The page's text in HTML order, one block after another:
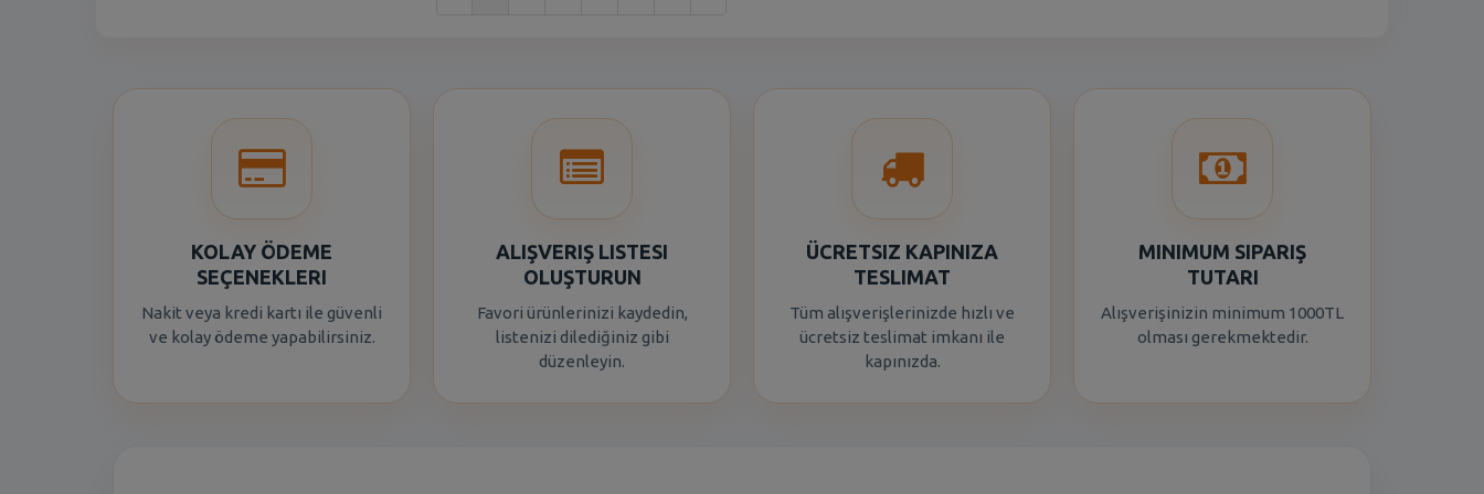
KOLAY ÖDEME
SEÇENEKLERI
Nakit veya kredi kartı ile güvenli
ve kolay ödeme yapabilirsiniz.
ALIŞVERIŞ LISTESI
OLUŞTURUN
Favori ürünlerinizi kaydedin,
listenizi dilediğiniz gibi
düzenleyin.
ÜCRETSIZ KAPINIZA
TESLIMAT
Tüm alışverişlerinizde hızlı ve
ücretsiz teslimat imkanı ile
kapınızda.
MINIMUM SIPARIŞ
TUTARI
Alışverişinizin minimum 1000TL
olması gerekmektedir.